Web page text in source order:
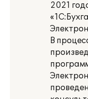
2021
В